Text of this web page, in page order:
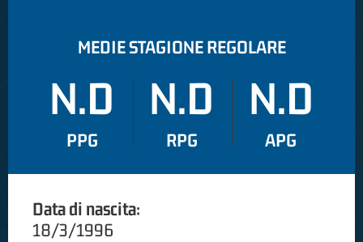
MEDIE STAGIONE REGOLARE
N.D
PPG
N.D
RPG
N.D
APG
Data di nascita:
18/3/1996